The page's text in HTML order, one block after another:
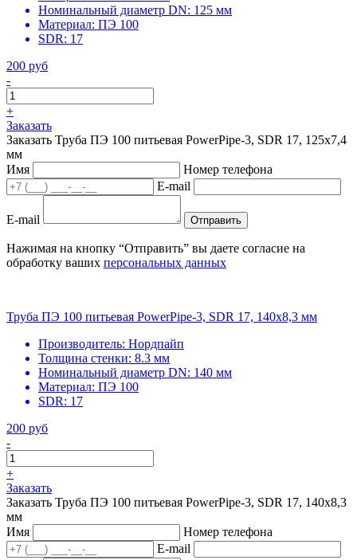
Номинальный диаметр DN: 125 мм
Материал: ПЭ 100
SDR: 17
200 руб
-
+
Заказать
Заказать Труба ПЭ 100 питьевая PowerPipe-3, SDR 17, 125х7,4
мм
Имя
Номер телефона
E-mail
E-mail Отправить
Нажимая на кнопку “Отправить” вы даете согласие на
обработку ваших персональных данных
Труба ПЭ 100 питьевая PowerPipe-3, SDR 17, 140х8,3 мм
Производитель: Нордпайп
Толщина стенки: 8.3 мм
Номинальный диаметр DN: 140 мм
Материал: ПЭ 100
SDR: 17
200 руб
-
+
Заказать
Заказать Труба ПЭ 100 питьевая PowerPipe-3, SDR 17, 140х8,3
мм
Имя
Номер телефона
E-mail